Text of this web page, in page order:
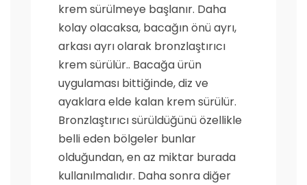
krem sürülmeye başlanır. Daha
kolay olacaksa, bacağın önü ayrı,
arkası ayrı olarak bronzlaştırıcı
krem sürülür.. Bacağa ürün
uygulaması bittiğinde, diz ve
ayaklara elde kalan krem sürülür.
Bronzlaştırıcı sürüldüğünü özellikle
belli eden bölgeler bunlar
olduğundan, en az miktar burada
kullanılmalıdır. Daha sonra diğer